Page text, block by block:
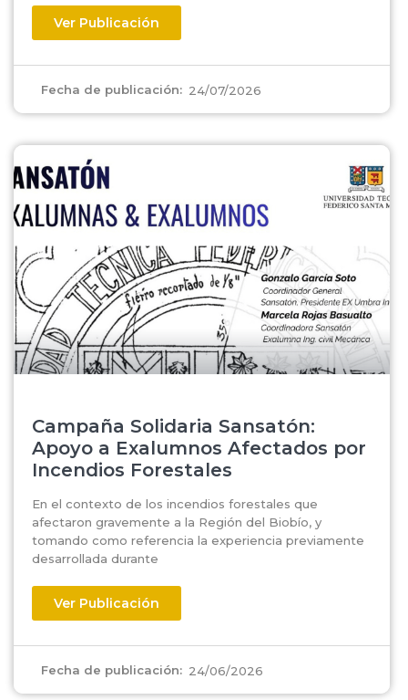
Ver Publicación
Fecha de publicación: 24/07/2026
Campaña Solidaria Sansatón:
Apoyo a Exalumnos Afectados por
Incendios Forestales
En el contexto de los incendios forestales que
afectaron gravemente a la Región del Biobío, y
tomando como referencia la experiencia previamente
desarrollada durante
Ver Publicación
Fecha de publicación: 24/06/2026